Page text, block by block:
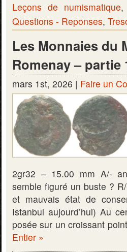
Leçons de numismatique,
Questions - Reponses,
Les Monnaies du
Romenay – partie
mars 1st, 2026 | Faire un
2gr32 – 15.00 mm A/-
semble figuré un buste ?
et mauvais état de
Istanbul aujourd’hui) Au
posée sur un croissant
Entier »